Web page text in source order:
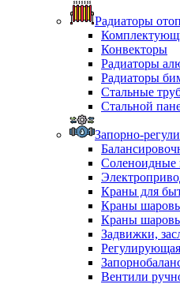
Радиаторы
Конвекторы
Радиаторы
Радиаторы
Стальные
Стальной
Запорно-
Соленоидные
Краны для
Краны
Краны
Задвижки,
Вентили